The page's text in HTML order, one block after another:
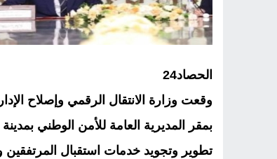
الحصاد24
بمقر المديرية العامة للأمن الوطني
تطوير وتجويد خدمات استقبال